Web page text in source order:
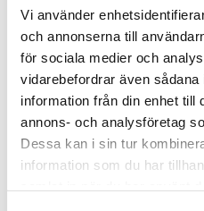
Vi använder
och annonserna till
för sociala medier och
vidarebefordrar även
information från din enhet till
annons- och analysföretag
Dessa kan i sin tur
information som du har
Omdömen
Du